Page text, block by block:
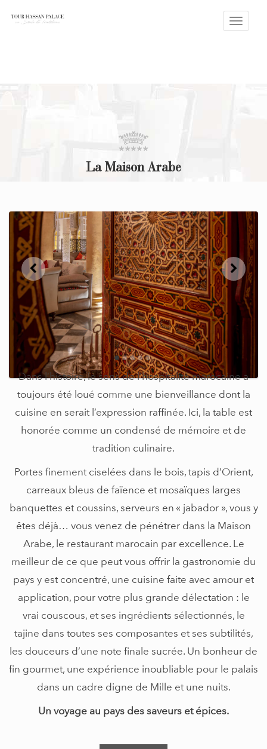
Toggle
La Maison Arabe
Dans l’histoire, le sens de l’hospitalité marocaine a
toujours été loué comme une bienveillance dont la
cuisine en serait l’expression raffinée. Ici, la table est
honorée comme un condensé de mémoire et de
tradition culinaire.
Portes finement ciselées dans le bois, tapis d’Orient,
carreaux bleus de faïence et mosaïques larges
banquettes et coussins, serveurs en « jabador », vous y
êtes déjà… vous venez de pénétrer dans la Maison
Arabe, le restaurant marocain par excellence. Le
meilleur de ce que peut vous offrir la gastronomie du
pays y est concentré, une cuisine faite avec amour et
application, pour votre plus grande délectation : le
vrai couscous, et ses ingrédients sélectionnés, le
tajine dans toutes ses composantes et ses subtilités,
les douceurs d’une note finale sucrée. Un bonheur de
fin gourmet, une expérience inoubliable pour le palais
dans un cadre digne de Mille et une nuits.
Un voyage au pays des saveurs et épices.